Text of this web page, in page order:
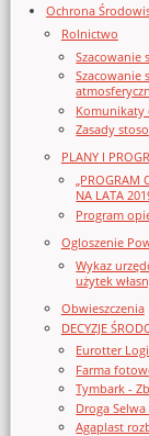
Ochrona
Rolnictwo
Szacowanie
Szacowanie
Zasady
PLANY I
„PROGRAM
NA LATA
Program
Ogloszenie
Wykaz
użytek
Obwieszczenia
DECYZJE
Eurotter
Farma
Tymbark -
Droga
Agaplast